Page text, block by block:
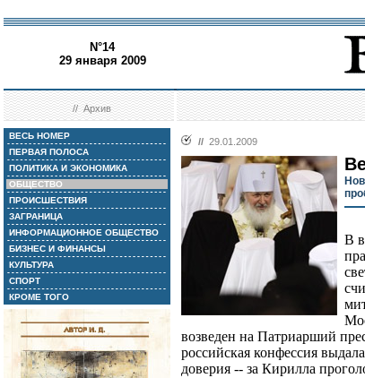
N°14
29 января 2009
//Архив
ВЕСЬ НОМЕР
ПЕРВАЯ ПОЛОСА
ПОЛИТИКА И ЭКОНОМИКА
ОБЩЕСТВО
ПРОИСШЕСТВИЯ
ЗАГРАНИЦА
ИНФОРМАЦИОННОЕ ОБЩЕСТВО
БИЗНЕС И ФИНАНСЫ
КУЛЬТУРА
СПОРТ
КРОМЕ ТОГО
// 29.01.2009
В
возведен на Патриарший
российская конфессия
доверия -- за Кирилла